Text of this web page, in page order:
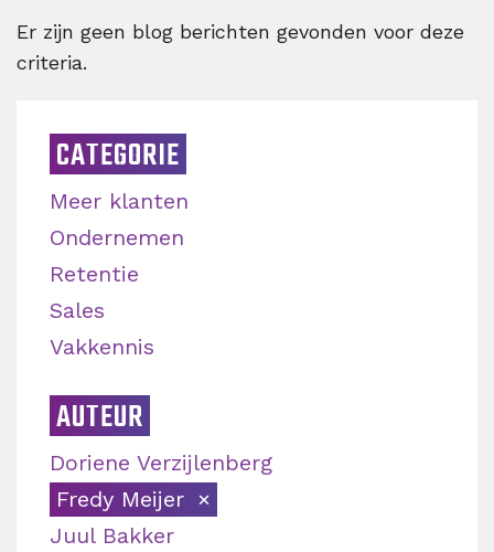
Er zijn geen blog berichten gevonden voor deze
criteria.
CATEGORIE
Meer klanten
Ondernemen
Retentie
Sales
Vakkennis
AUTEUR
Doriene Verzijlenberg
Fredy Meijer
Juul Bakker